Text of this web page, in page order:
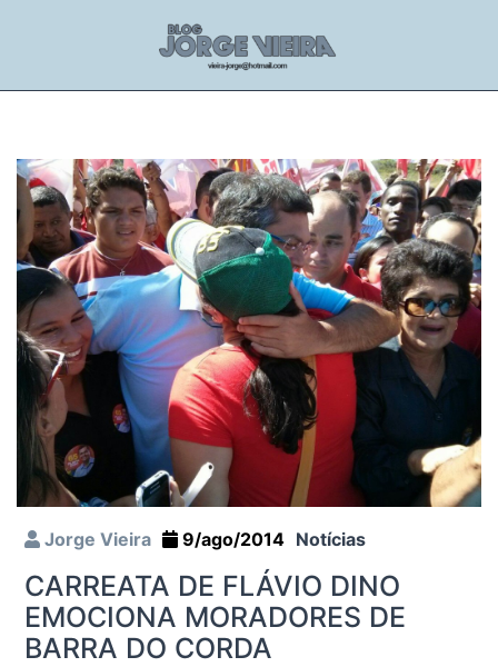
Jorge Vieira 9/ago/2014 Notícias
CARREATA DE FLÁVIO DINO
EMOCIONA MORADORES DE
BARRA DO CORDA